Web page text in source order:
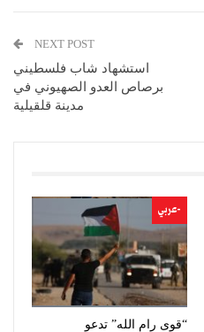
NEXT POST
استشهاد شاب فلسطيني
برصاص العدو الصهيوني في
مدينة قلقيلية
-عربي
“قوى رام الله” تدعو